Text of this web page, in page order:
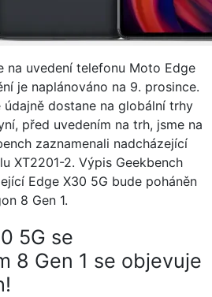
na uvedení telefonu Moto Edge
je naplánováno na 9. prosince.
dostane na globální trhy
před uvedením na trh, jsme na
zaznamenali nadcházející
XT2201-2. Výpis Geekbench
Edge X30 5G bude poháněn
8 Gen 1.
5G se
8 Gen 1 se objevuje